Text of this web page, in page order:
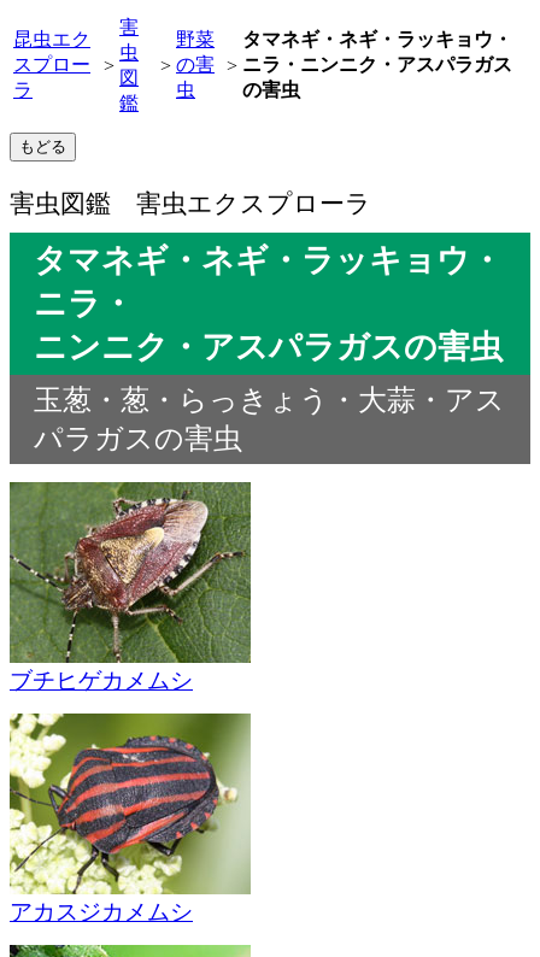
昆虫エク
スプロー
ラ
>
害
虫
図
鑑
>
野菜
の害
虫
>
タマネギ・ネギ・ラッキョウ・
ニラ・ニンニク・アスパラガス
の害虫
害虫図鑑 害虫エクスプローラ
タマネギ・ネギ・ラッキョウ・
ニラ・
ニンニク・アスパラガスの害虫
玉葱・葱・らっきょう・大蒜・アス
パラガスの害虫
ブチヒゲカメムシ
アカスジカメムシ